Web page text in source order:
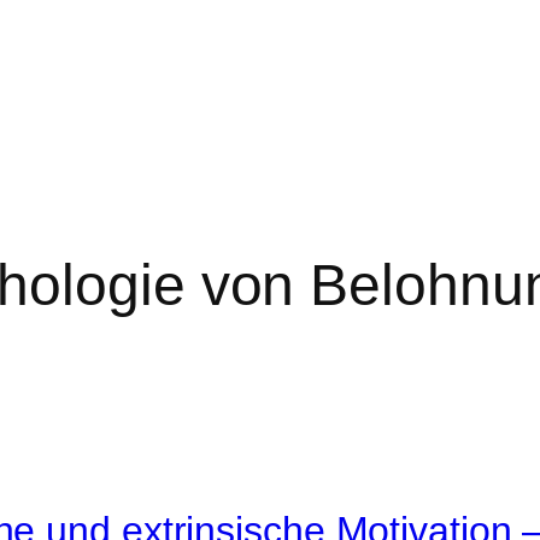
von
und extrinsische Motivation